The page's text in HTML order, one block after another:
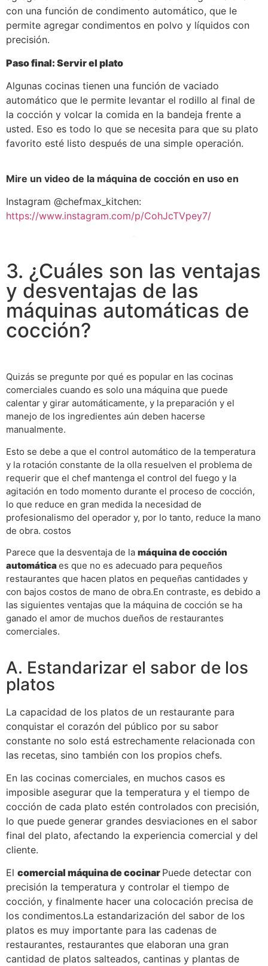
con una función de condimento automático, que le
permite agregar condimentos en polvo y líquidos con
precisión.
Paso final: Servir el plato
Algunas cocinas tienen una función de vaciado
automático que le permite levantar el rodillo al final de
la cocción y volcar la comida en la bandeja frente a
usted. Eso es todo lo que se necesita para que su plato
favorito esté listo después de una simple operación.
Mire un video de la máquina de cocción en uso en
Instagram @chefmax_kitchen:
https://www.instagram.com/p/CohJcTVpey7/
3. ¿Cuáles son las ventajas
y desventajas de las
máquinas automáticas de
cocción?
Quizás se pregunte por qué es popular en las cocinas
comerciales cuando es solo una máquina que puede
calentar y girar automáticamente, y la preparación y el
manejo de los ingredientes aún deben hacerse
manualmente.
Esto se debe a que el control automático de la temperatura
y la rotación constante de la olla resuelven el problema de
requerir que el chef mantenga el control del fuego y la
agitación en todo momento durante el proceso de cocción,
lo que reduce en gran medida la necesidad de
profesionalismo del operador y, por lo tanto, reduce la mano
de obra. costos
Parece que la desventaja de la máquina de cocción
automáticaes que no es adecuado para pequeños
restaurantes que hacen platos en pequeñas cantidades y
con bajos costos de mano de obra.En contraste, es debido a
las siguientes ventajas que la máquina de cocción se ha
ganado el amor de muchos dueños de restaurantes
comerciales.
A. Estandarizar el sabor de los
platos
La capacidad de los platos de un restaurante para
conquistar el corazón del público por su sabor
constante no solo está estrechamente relacionada con
las recetas, sino también con los propios chefs.
En las cocinas comerciales, en muchos casos es
imposible asegurar que la temperatura y el tiempo de
cocción de cada plato estén controlados con precisión,
lo que puede generar grandes desviaciones en el sabor
final del plato, afectando la experiencia comercial y del
cliente.
El comercial máquina de cocinar Puede detectar con
precisión la temperatura y controlar el tiempo de
cocción, y finalmente hacer una colocación precisa de
los condimentos.La estandarización del sabor de los
platos es muy importante para las cadenas de
restaurantes, restaurantes que elaboran una gran
cantidad de platos salteados, cantinas y plantas de